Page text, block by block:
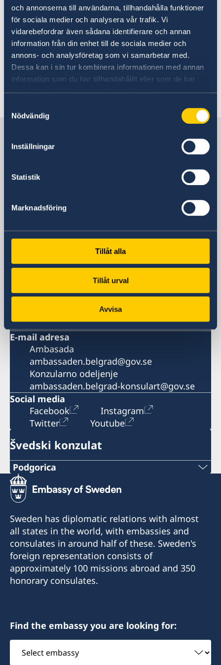
och annonserna till användarna, tillhandahålla funktioner
för sociala medier och analysera vår trafik. Vi
vidarebefordrar även sådana identifierare och annan
information från din enhet till de sociala medier och
annons- och analysföretag som vi samarbetar med.
Dessa kan i sin tur kombinera informationen med annan
information som du har tillhandahållit eller som de har
samlat in när du har använt deras tjänster.
Nödvändig
Inställningar
Statistik
Marknadsföring
Tillåt alla
Tillåt urval
Avvisa
dobijanja boravišne dozvole možete pročitati u
odeljku Preseljenje u Švedsku.
Zaposlenje u Švedskoj
Rad u Svedskoj.docx
Molimo da posetu prethodno zakažete
putem telefona ili i-mejla.
Ledi Pedžet 2
Srbija
+381 11 20 69 200
+381 11 20 69 250
E-mail adresa
Ambasada
ambassaden.belgrad@gov.se
Konzularno odeljenje
ambassaden.belgrad-konsulart@gov.se
Social media
Facebook
Instagram
Twitter
Youtube
Švedski konzulat
Podgorica
Broj telefona:
+382 20 22 97 30
E-mail adresa:
info@lawoffice-vujacic.com
Broj faksa:
+382 20 22 97 30
Bulevar Ivana Crnojevića 56/2
81000 Podgorica
Crna Gora
Sweden has diplomatic relations with almost
all states in the world, with embassies and
consulates in around half of these. Sweden's
foreign representation consists of
approximately 100 missions abroad and 350
honorary consulates.
Find the embassy you are looking for:
Select
embassy